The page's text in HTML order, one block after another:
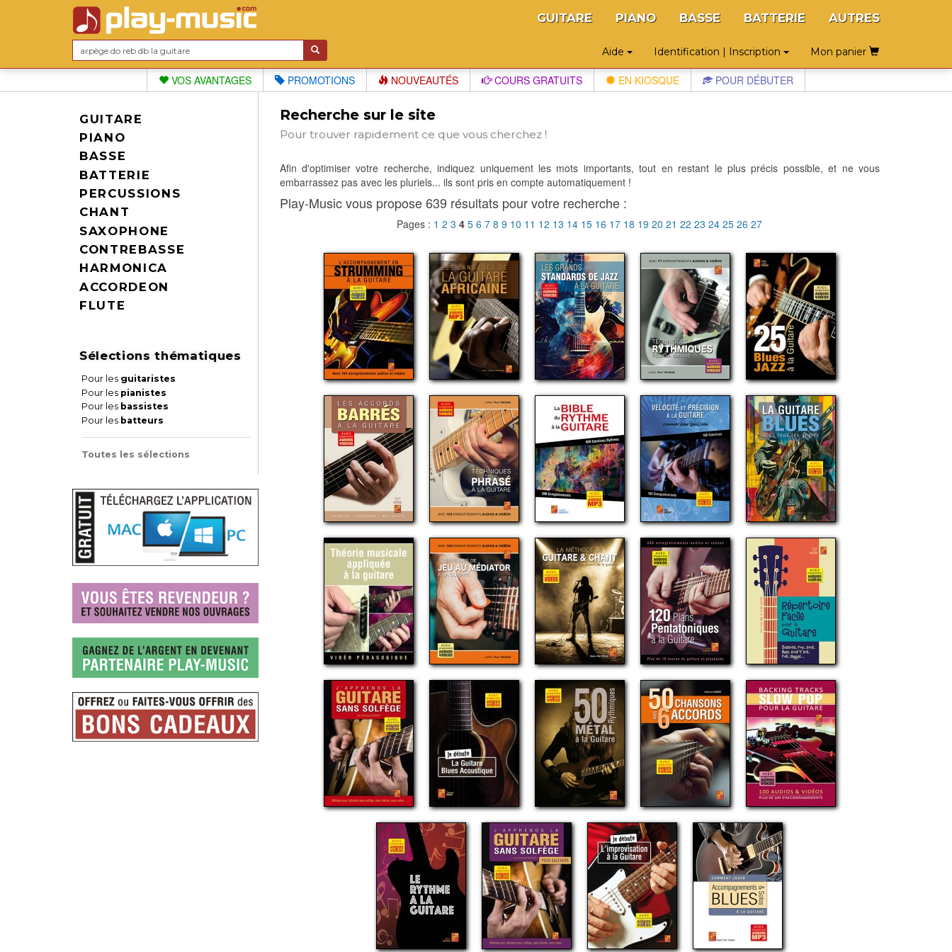
GUITARE PIANO BASSE BATTERIE AUTRES
Aide Identification | Inscription Mon panier
VOS AVANTAGES PROMOTIONS NOUVEAUTÉS COURS GRATUITS EN KIOSQUE POUR DÉBUTER
GUITARE
PIANO
BASSE
BATTERIE
PERCUSSIONS
CHANT
SAXOPHONE
CONTREBASSE
HARMONICA
ACCORDEON
FLUTE
Sélections thématiques
Pour les guitaristes
Pour les pianistes
Pour les bassistes
Pour les batteurs
Toutes les sélections
Recherche sur le site
Pour trouver rapidement ce que vous cherchez !
Afin d'optimiser votre recherche, indiquez uniquement les mots importants, tout en restant le plus précis possible, et ne vous
embarrassez pas avec les pluriels... ils sont pris en compte automatiquement !
Play-Music vous propose 639 résultats pour votre recherche :
Pages : 1 2 3 4 5 6 7 8 9 10 11 12 13 14 15 16 17 18 19 20 21 22 23 24 25 26 27